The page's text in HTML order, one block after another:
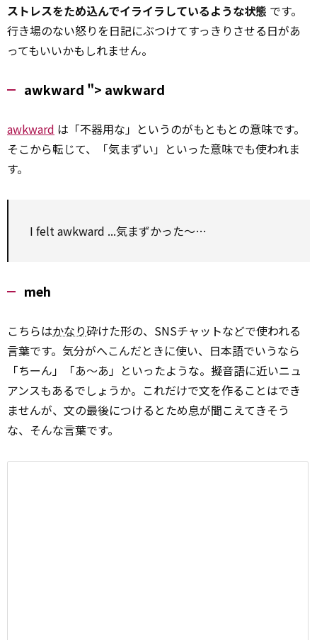
ストレスをため込んでイライラしているような状態 です。
行き場のない怒りを日記にぶつけてすっきりさせる日があ
ってもいいかもしれません。
awkward "> awkward
awkward は「不器用な」というのがもともとの意味です。
そこから転じて、「気まずい」といった意味でも使われま
す。
I felt awkward ...気まずかった～…
meh
こちらはかなり砕けた形の、SNSチャットなどで使われる
言葉です。気分がへこんだときに使い、日本語でいうなら
「ちーん」「あ～あ」といったような。擬音語に近いニュ
アンスもあるでしょうか。これだけで文を作ることはでき
ませんが、文の最後につけるとため息が聞こえてきそう
な、そんな言葉です。